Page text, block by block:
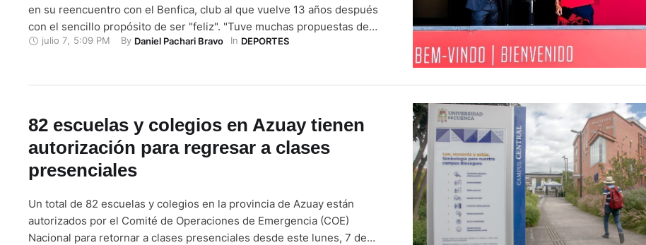
en su reencuentro con el Benfica, club al que vuelve 13 años después
con el sencillo propósito de ser "feliz". "Tuve muchas propuestas de
muchos sitios, pero tuve la ilusión, las ganas y el entusiasmo de venir
julio 7 5:09 PM By Daniel Pachari Bravo In DEPORTES
82 escuelas y colegios en Azuay tienen
autorización para regresar a clases
presenciales
Un total de 82 escuelas y colegios en la provincia de Azuay están
autorizados por el Comité de Operaciones de Emergencia (COE)
Nacional para retornar a clases presenciales desde este lunes, 7 de